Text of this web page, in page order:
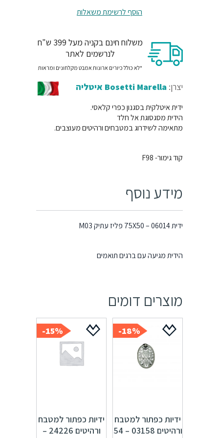
הוסף לרשימת משאלות
משלוח חינם בקניה מעל 399 ש"ח
לנרשמים לאתר
*לא כולל כיורים ארונות אמבט מקלחונים ומראות
יצרן: Bosetti Marella איטליה
ידית איטלקית בסגנון כפרי קלאסי.
הידית מסגסוגת אל חלד
מתאימה לשידרוג במטבחים ורהיטים מעוצבים.
קוד גימור- F98
מידע נוסף
ידית 06014 – 75X50 פליז עתיק M03
הידית מגיעה עם ברגים תואמים
מוצרים דומים
18%-
ידיות כפתור למטבח
ורהיטים 03158 – 54
15%-
ידיות כפתור למטבח
ורהיטים 24226 –